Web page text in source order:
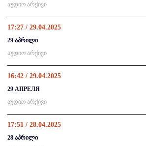
აუდიო არქივი
17:27 / 29.04.2025
29 აპრილი
აუდიო არქივი
16:42 / 29.04.2025
29 АПРЕЛЯ
აუდიო არქივი
17:51 / 28.04.2025
28 აპრილი